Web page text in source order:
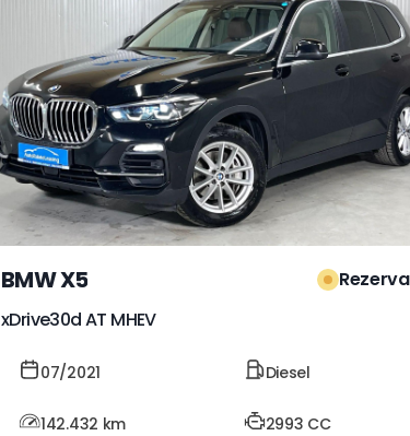
BMW X5
xDrive30d AT MHEV
07/2021 Diesel
142.432 km 2993 CC